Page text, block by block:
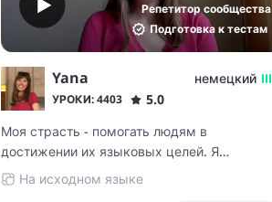
Репетитор сообщества
Подготовка к тестам
Yana немецкий
УРОКИ: 4403
5.0
Моя страсть - помогать людям в
достижении их языковых целей. Я
преподаю взрослым и детям с 2011 года и
имею большой опыт в этой области. В 2013
На исходном языке